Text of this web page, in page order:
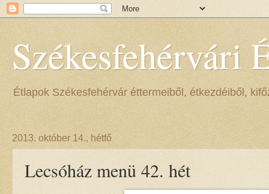
Székesfehérvári
Étlapok Székesfehérvár éttermeiből, étkezdéiből,
2013. október 14., hétfő
Lecsóház menü 42. hét